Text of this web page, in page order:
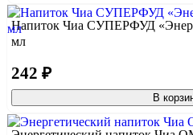
Напиток Чиа СУПЕРФУД
мл
242 ₽
В